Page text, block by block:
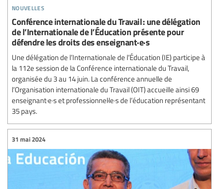
nouvelles
Conférence internationale du Travail : une délégation
de l’Internationale de l’Éducation présente pour
défendre les droits des enseignant·e·s
Une délégation de l’Internationale de l’Éducation (IE) participe à
la 112e session de la Conférence internationale du Travail,
organisée du 3 au 14 juin. La conférence annuelle de
l’Organisation internationale du Travail (OIT) accueille ainsi 69
enseignant·e·s et professionnel·le·s de l’éducation représentant
35 pays.
31 mai 2024